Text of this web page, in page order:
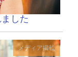
した
メディア掲載